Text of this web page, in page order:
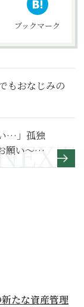
ブックマーク
もおなじみの
…」孤独
願い～そ
新たな資産管理